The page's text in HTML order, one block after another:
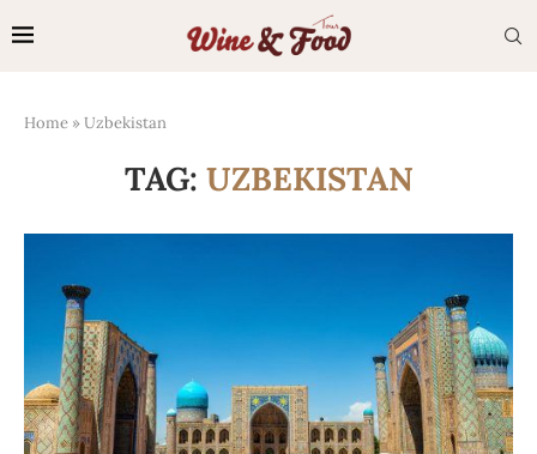
Home »Uzbekistan
TAG: UZBEKISTAN